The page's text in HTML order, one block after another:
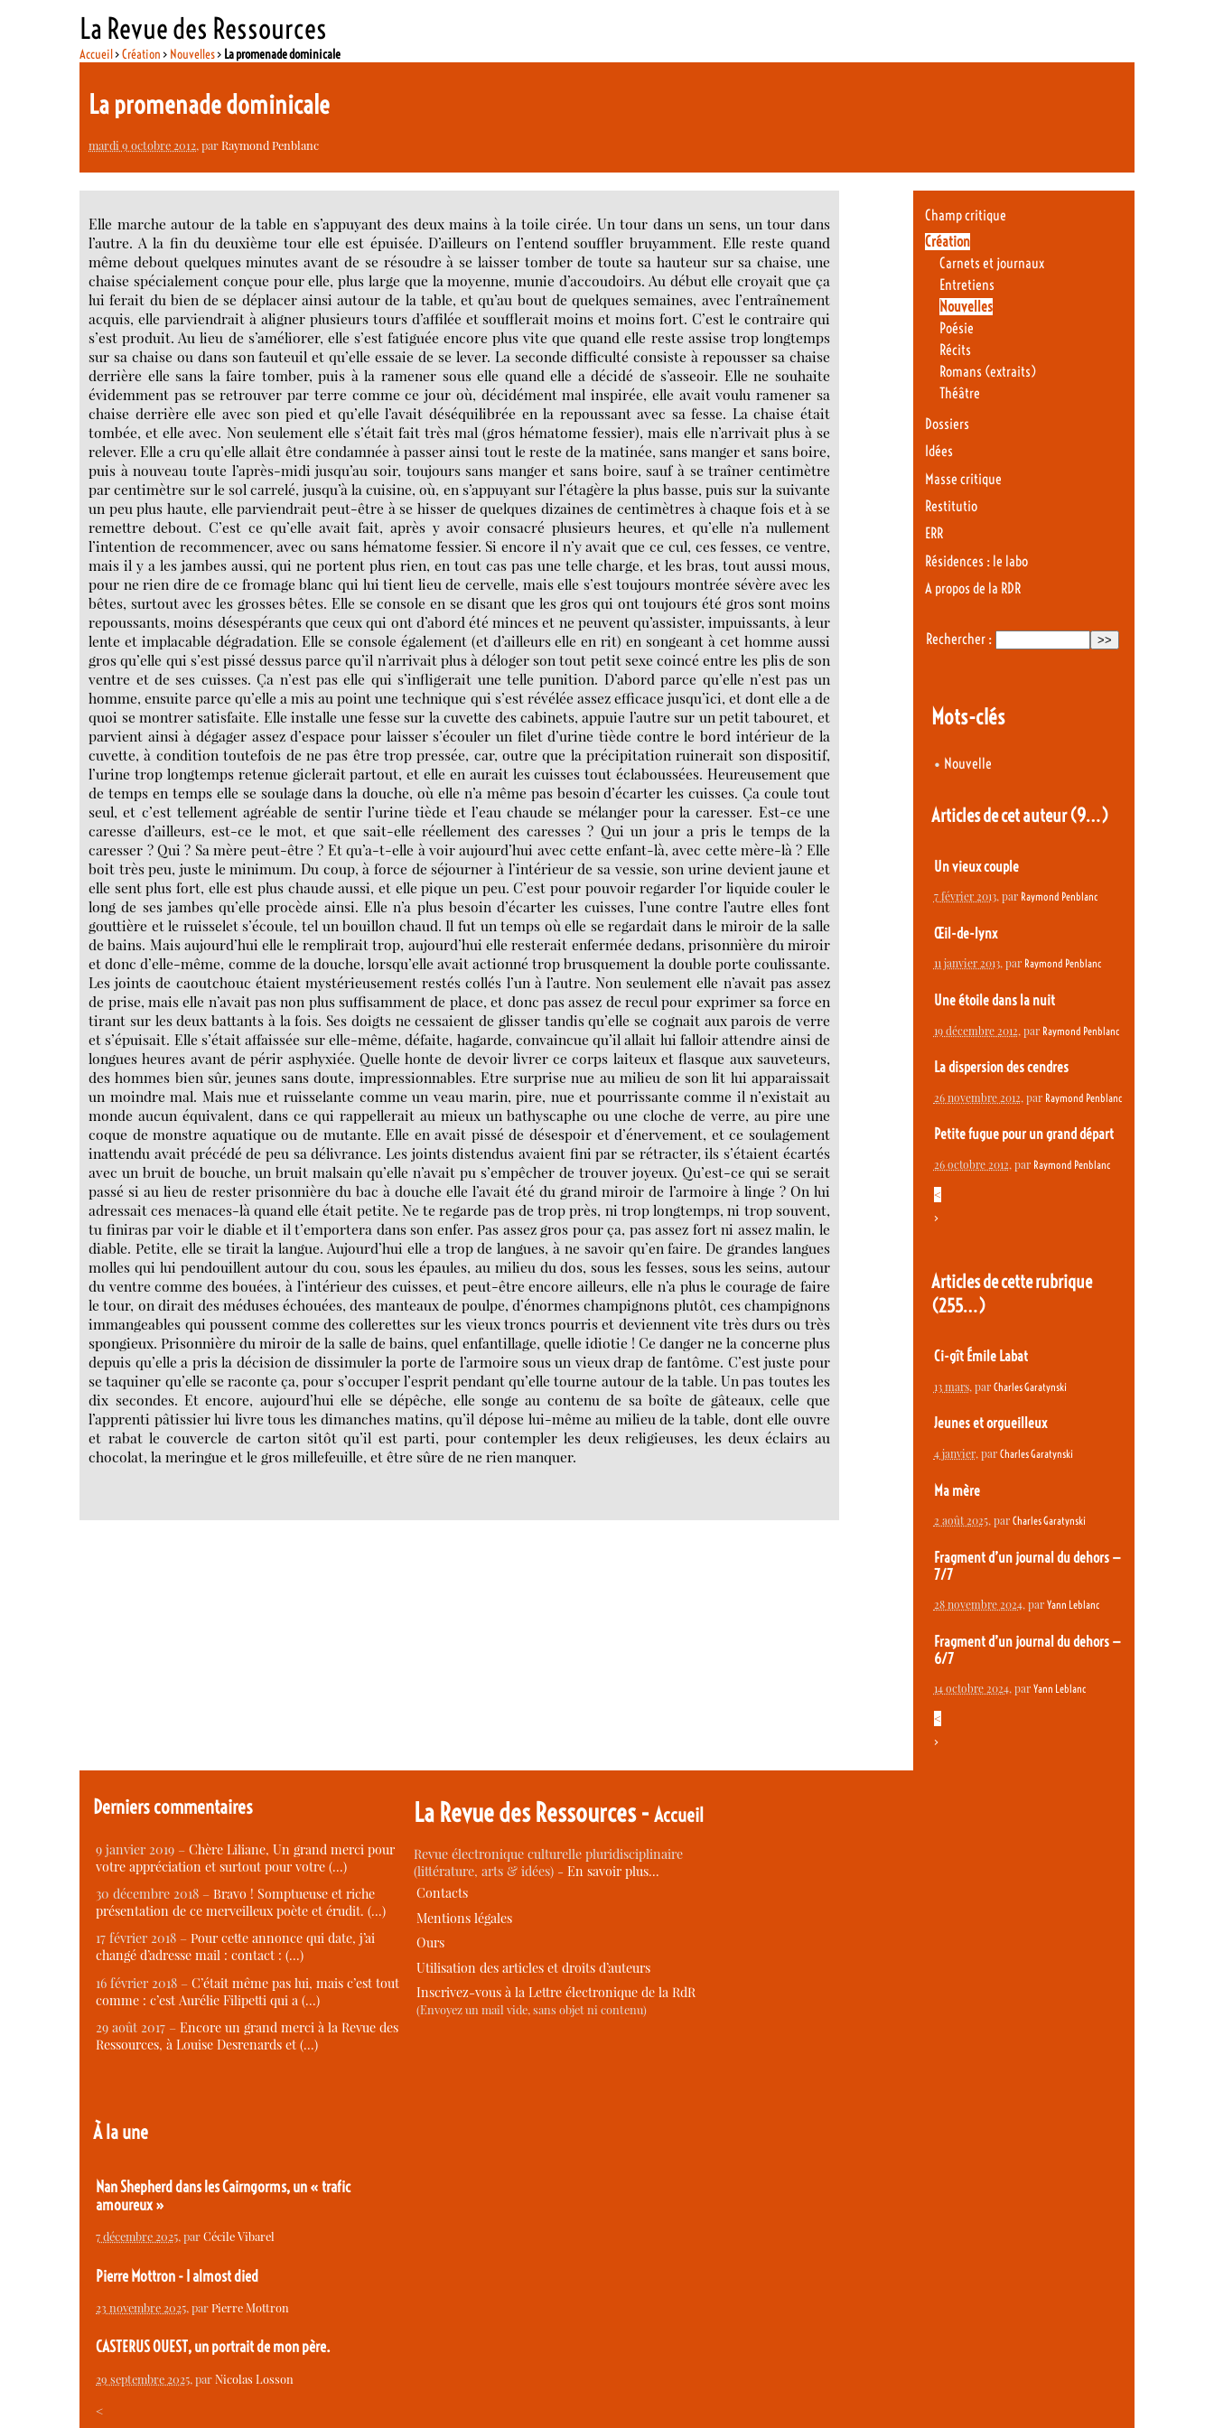
La Revue des Ressources
Accueil>Création > Nouvelles> La promenade dominicale
La promenade dominicale
mardi 9 octobre 2012, parRaymond Penblanc
Elle marche autour de la table en s’appuyant des deux mains à la toile cirée. Un tour dans un sens, un tour dans
l’autre. A la fin du deuxième tour elle est épuisée. D’ailleurs on l’entend souffler bruyamment. Elle reste quand
même debout quelques minutes avant de se résoudre à se laisser tomber de toute sa hauteur sur sa chaise, une
chaise spécialement conçue pour elle, plus large que la moyenne, munie d’accoudoirs. Au début elle croyait que ça
lui ferait du bien de se déplacer ainsi autour de la table, et qu’au bout de quelques semaines, avec l’entraînement
acquis, elle parviendrait à aligner plusieurs tours d’affilée et soufflerait moins et moins fort. C’est le contraire qui
s’est produit. Au lieu de s’améliorer, elle s’est fatiguée encore plus vite que quand elle reste assise trop longtemps
sur sa chaise ou dans son fauteuil et qu’elle essaie de se lever. La seconde difficulté consiste à repousser sa chaise
derrière elle sans la faire tomber, puis à la ramener sous elle quand elle a décidé de s’asseoir. Elle ne souhaite
évidemment pas se retrouver par terre comme ce jour où, décidément mal inspirée, elle avait voulu ramener sa
chaise derrière elle avec son pied et qu’elle l’avait déséquilibrée en la repoussant avec sa fesse. La chaise était
tombée, et elle avec. Non seulement elle s’était fait très mal (gros hématome fessier), mais elle n’arrivait plus à se
relever. Elle a cru qu’elle allait être condamnée à passer ainsi tout le reste de la matinée, sans manger et sans boire,
puis à nouveau toute l’après-midi jusqu’au soir, toujours sans manger et sans boire, sauf à se traîner centimètre
par centimètre sur le sol carrelé, jusqu’à la cuisine, où, en s’appuyant sur l’étagère la plus basse, puis sur la suivante
un peu plus haute, elle parviendrait peut-être à se hisser de quelques dizaines de centimètres à chaque fois et à se
remettre debout. C’est ce qu’elle avait fait, après y avoir consacré plusieurs heures, et qu’elle n’a nullement
l’intention de recommencer, avec ou sans hématome fessier. Si encore il n’y avait que ce cul, ces fesses, ce ventre,
mais il y a les jambes aussi, qui ne portent plus rien, en tout cas pas une telle charge, et les bras, tout aussi mous,
pour ne rien dire de ce fromage blanc qui lui tient lieu de cervelle, mais elle s’est toujours montrée sévère avec les
bêtes, surtout avec les grosses bêtes. Elle se console en se disant que les gros qui ont toujours été gros sont moins
repoussants, moins désespérants que ceux qui ont d’abord été minces et ne peuvent qu’assister, impuissants, à leur
lente et implacable dégradation. Elle se console également (et d’ailleurs elle en rit) en songeant à cet homme aussi
gros qu’elle qui s’est pissé dessus parce qu’il n’arrivait plus à déloger son tout petit sexe coincé entre les plis de son
ventre et de ses cuisses. Ça n’est pas elle qui s’infligerait une telle punition. D’abord parce qu’elle n’est pas un
homme, ensuite parce qu’elle a mis au point une technique qui s’est révélée assez efficace jusqu’ici, et dont elle a de
quoi se montrer satisfaite. Elle installe une fesse sur la cuvette des cabinets, appuie l’autre sur un petit tabouret, et
parvient ainsi à dégager assez d’espace pour laisser s’écouler un filet d’urine tiède contre le bord intérieur de la
cuvette, à condition toutefois de ne pas être trop pressée, car, outre que la précipitation ruinerait son dispositif,
l’urine trop longtemps retenue giclerait partout, et elle en aurait les cuisses tout éclaboussées. Heureusement que
de temps en temps elle se soulage dans la douche, où elle n’a même pas besoin d’écarter les cuisses. Ça coule tout
seul, et c’est tellement agréable de sentir l’urine tiède et l’eau chaude se mélanger pour la caresser. Est-ce une
caresse d’ailleurs, est-ce le mot, et que sait-elle réellement des caresses ? Qui un jour a pris le temps de la
caresser ? Qui ? Sa mère peut-être ? Et qu’a-t-elle à voir aujourd’hui avec cette enfant-là, avec cette mère-là ? Elle
boit très peu, juste le minimum. Du coup, à force de séjourner à l’intérieur de sa vessie, son urine devient jaune et
elle sent plus fort, elle est plus chaude aussi, et elle pique un peu. C’est pour pouvoir regarder l’or liquide couler le
long de ses jambes qu’elle procède ainsi. Elle n’a plus besoin d’écarter les cuisses, l’une contre l’autre elles font
gouttière et le ruisselet s’écoule, tel un bouillon chaud. Il fut un temps où elle se regardait dans le miroir de la salle
de bains. Mais aujourd’hui elle le remplirait trop, aujourd’hui elle resterait enfermée dedans, prisonnière du miroir
et donc d’elle-même, comme de la douche, lorsqu’elle avait actionné trop brusquement la double porte coulissante.
Les joints de caoutchouc étaient mystérieusement restés collés l’un à l’autre. Non seulement elle n’avait pas assez
de prise, mais elle n’avait pas non plus suffisamment de place, et donc pas assez de recul pour exprimer sa force en
tirant sur les deux battants à la fois. Ses doigts ne cessaient de glisser tandis qu’elle se cognait aux parois de verre
et s’épuisait. Elle s’était affaissée sur elle-même, défaite, hagarde, convaincue qu’il allait lui falloir attendre ainsi de
longues heures avant de périr asphyxiée. Quelle honte de devoir livrer ce corps laiteux et flasque aux sauveteurs,
des hommes bien sûr, jeunes sans doute, impressionnables. Etre surprise nue au milieu de son lit lui apparaissait
un moindre mal. Mais nue et ruisselante comme un veau marin, pire, nue et pourrissante comme il n’existait au
monde aucun équivalent, dans ce qui rappellerait au mieux un bathyscaphe ou une cloche de verre, au pire une
coque de monstre aquatique ou de mutante. Elle en avait pissé de désespoir et d’énervement, et ce soulagement
inattendu avait précédé de peu sa délivrance. Les joints distendus avaient fini par se rétracter, ils s’étaient écartés
avec un bruit de bouche, un bruit malsain qu’elle n’avait pu s’empêcher de trouver joyeux. Qu’est-ce qui se serait
passé si au lieu de rester prisonnière du bac à douche elle l’avait été du grand miroir de l’armoire à linge ? On lui
adressait ces menaces-là quand elle était petite. Ne te regarde pas de trop près, ni trop longtemps, ni trop souvent,
tu finiras par voir le diable et il t’emportera dans son enfer. Pas assez gros pour ça, pas assez fort ni assez malin, le
diable. Petite, elle se tirait la langue. Aujourd’hui elle a trop de langues, à ne savoir qu’en faire. De grandes langues
molles qui lui pendouillent autour du cou, sous les épaules, au milieu du dos, sous les fesses, sous les seins, autour
du ventre comme des bouées, à l’intérieur des cuisses, et peut-être encore ailleurs, elle n’a plus le courage de faire
le tour, on dirait des méduses échouées, des manteaux de poulpe, d’énormes champignons plutôt, ces champignons
immangeables qui poussent comme des collerettes sur les vieux troncs pourris et deviennent vite très durs ou très
spongieux. Prisonnière du miroir de la salle de bains, quel enfantillage, quelle idiotie ! Ce danger ne la concerne plus
depuis qu’elle a pris la décision de dissimuler la porte de l’armoire sous un vieux drap de fantôme. C’est juste pour
se taquiner qu’elle se raconte ça, pour s’occuper l’esprit pendant qu’elle tourne autour de la table. Un pas toutes les
dix secondes. Et encore, aujourd’hui elle se dépêche, elle songe au contenu de sa boîte de gâteaux, celle que
l’apprenti pâtissier lui livre tous les dimanches matins, qu’il dépose lui-même au milieu de la table, dont elle ouvre
et rabat le couvercle de carton sitôt qu’il est parti, pour contempler les deux religieuses, les deux éclairs au
chocolat, la meringue et le gros millefeuille, et être sûre de ne rien manquer.
Champ critique
Création
Carnets et journaux
Entretiens
Nouvelles
Poésie
Récits
Romans (extraits)
Théâtre
Dossiers
Idées
Masse critique
Restitutio
ERR
Résidences : le labo
A propos de la RDR
Rechercher :
Mots-clés
• Nouvelle
Articles de cet auteur(9…)
Un vieux couple
7 février 2013, par Raymond Penblanc
Œil-de-lynx
11 janvier 2013, par Raymond Penblanc
Une étoile dans la nuit
19 décembre 2012, par Raymond Penblanc
La dispersion des cendres
26 novembre 2012, par Raymond Penblanc
Petite fugue pour un grand départ
26 octobre 2012, par Raymond Penblanc
<
>
Articles de cette rubrique
(255…)
Ci-gît Émile Labat
13 mars, par Charles Garatynski
Jeunes et orgueilleux
4 janvier, par Charles Garatynski
Ma mère
2 août 2025, par Charles Garatynski
Fragment d’un journal du dehors —
7/7
28 novembre 2024, par Yann Leblanc
Fragment d’un journal du dehors —
6/7
14 octobre 2024, par Yann Leblanc
<
>
Derniers commentaires
9 janvier 2019 – Chère Liliane, Un grand merci pour
votre appréciation et surtout pour votre (…)
30 décembre 2018 – Bravo ! Somptueuse et riche
présentation de ce merveilleux poète et érudit. (…)
17 février 2018 – Pour cette annonce qui date, j’ai
changé d’adresse mail : contact : (…)
16 février 2018 – C’était même pas lui, mais c’est tout
comme : c’est Aurélie Filipetti qui a (…)
29 août 2017 – Encore un grand merci à la Revue des
Ressources, à Louise Desrenards et (…)
À la une
Nan Shepherd dans les Cairngorms, un « trafic
amoureux »
7 décembre 2025, parCécile Vibarel
Pierre Mottron - I almost died
23 novembre 2025, parPierre Mottron
CASTERUS OUEST, un portrait de mon père.
29 septembre 2025, parNicolas Losson
<
La Revue des Ressources -Accueil
Revue électronique culturelle pluridisciplinaire
(littérature, arts & idées) -En savoir plus…
Contacts
Mentions légales
Ours
Utilisation des articles et droits d’auteurs
Inscrivez-vous à la Lettre électronique de la RdR
(Envoyez un mail vide, sans objet ni contenu)